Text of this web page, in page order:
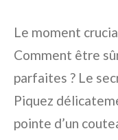
Le moment
Comment être
parfaites ? Le
Piquez
pointe d’un